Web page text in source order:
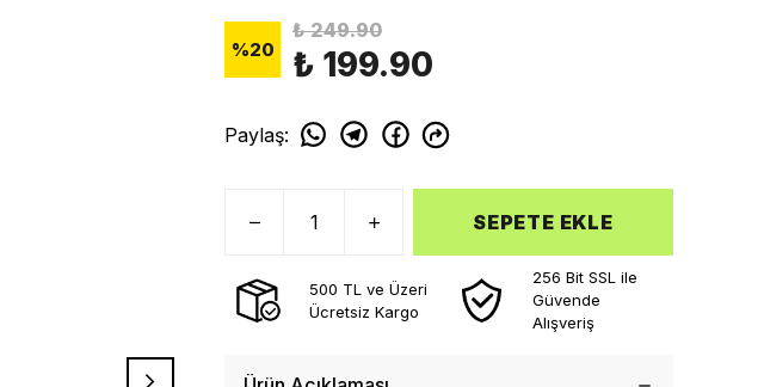
%20
₺ 249.90
₺ 199.90
Paylaş:
SEPETE EKLE
500 TL ve Üzeri
Ücretsiz Kargo
256 Bit SSL ile
Güvende
Alışveriş